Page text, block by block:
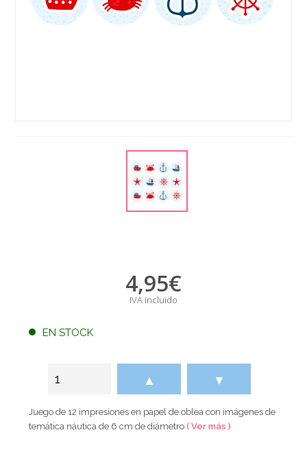
4,95€
IVA incluido
EN STOCK
▲ ▼
Juego de 12 impresiones en papel de oblea con imágenes de
temática náutica de 6 cm de diámetro( Ver más )